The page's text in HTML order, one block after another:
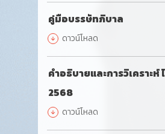
คู่มือบรรษัทภิบาล
ดาวน์โหลด
คำอธิบายและการวิเคราะห์
2568
ดาวน์โหลด